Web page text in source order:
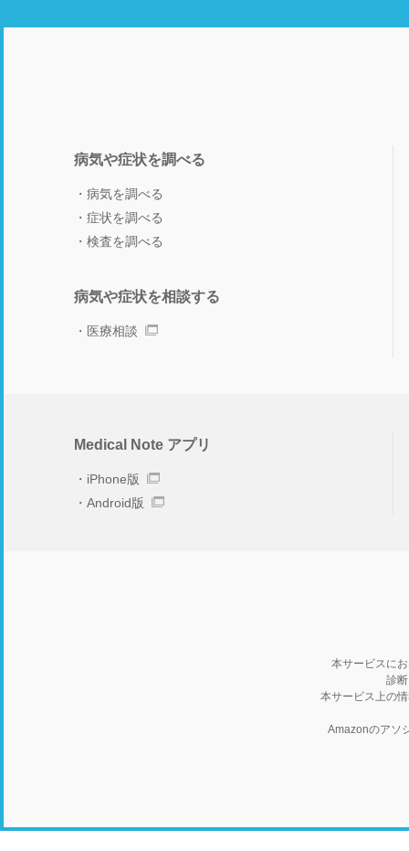
病気や症状を調べる
病気を調べる
症状を調べる
検査を調べる
病気や症状を相談する
医療相談
Medical Note アプリ
iPhone版
Android版
本サービスに
診
本サービス上の
Amazonのアソ